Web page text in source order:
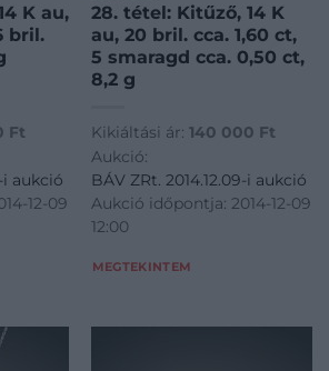
K au,
bril.
Ft
i aukció
12-09
28. tétel: Kitűző, 14 K
au, 20 bril. cca. 1,60 ct,
5 smaragd cca. 0,50 ct,
8,2 g
Kikiáltási ár: 140 000 Ft
Aukció:
BÁV ZRt. 2014.12.09-i aukció
Aukció időpontja: 2014-12-09
12:00
MEGTEKINTEM